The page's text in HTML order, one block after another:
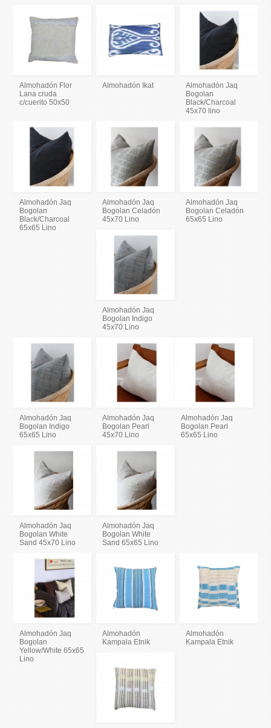
Almohadón Flor
Lana cruda
c/cuerito 50x50
Almohadón Ikat
Almohadón Jaq
Bogolan
Black/Charcoal
45x70 lino
Almohadón Jaq
Bogolan
Black/Charcoal
65x65 Lino
Almohadón Jaq
Bogolan Celadón
45x70 Lino
Almohadón Jaq
Bogolan Celadón
65x65 Lino
Almohadón Jaq
Bogolan Indigo
45x70 Lino
Almohadón Jaq
Bogolan Indigo
65x65 Lino
Almohadón Jaq
Bogolan Pearl
45x70 Lino
Almohadón Jaq
Bogolan Pearl
65x65 Lino
Almohadón Jaq
Bogolan White
Sand 45x70 Lino
Almohadón Jaq
Bogolan White
Sand 65x65 Lino
Almohadón Jaq
Bogolan
Yellow/White 65x65
Lino
Almohadón
Kampala Etnik
Almohadón
Kampala Etnik